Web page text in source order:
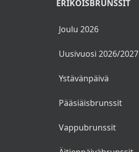
ERIKOISBRUNSSIT
Joulu 2026
Uusivuosi 2026/2027
Ystävänpäivä
Pääsiäisbrunssit
Vappubrunssit